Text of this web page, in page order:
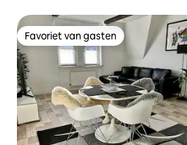
Favoriet van gasten
Favoriet van gasten